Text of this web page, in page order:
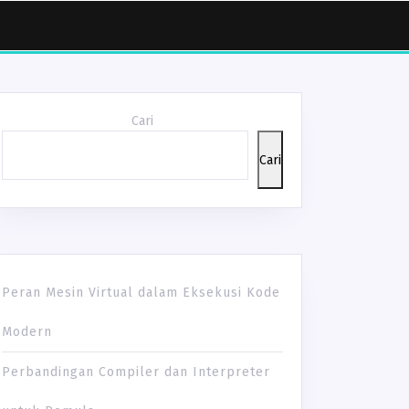
Cari
Cari
Peran Mesin Virtual dalam Eksekusi Kode
Modern
Perbandingan Compiler dan Interpreter